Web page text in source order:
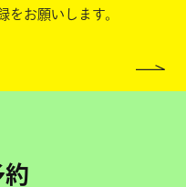
をお願いします。
約